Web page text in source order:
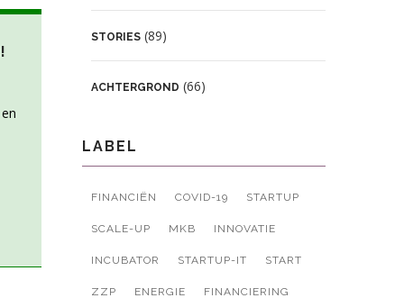
STORIES (89)
ACHTERGROND (66)
LABEL
FINANCIËN COVID-19 STARTUP
SCALE-UP MKB INNOVATIE
INCUBATOR STARTUP-IT START
ZZP ENERGIE FINANCIERING